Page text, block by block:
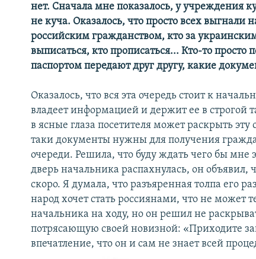
нет. Сначала мне показалось, у учреждения
не куча. Оказалось, что просто всех выгнали
российским гражданством, кто за
выписаться, кто прописаться... Кто-то просто
паспортом передают друг другу, какие
Оказалось, что вся эта очередь стоит к
владеет информацией и держит ее в строгой
в ясные глаза посетителя может раскрыть
таки документы нужны для получения
очереди. Решила, что буду ждать чего бы мне
дверь начальника распахнулась, он объявил,
скоро. Я думала, что разъяренная толпа его
народ хочет стать россиянами, что не может
начальника на ходу, но он решил не
потрясающую своей новизной: «Приходите
впечатление, что он и сам не знает всей